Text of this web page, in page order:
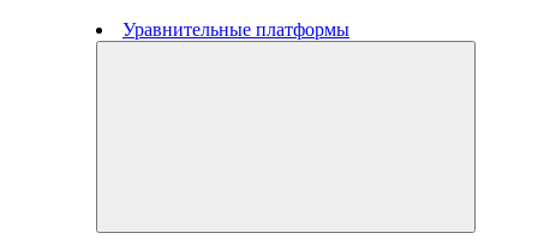
Уравнительные платформы